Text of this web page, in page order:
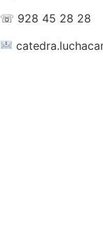
☏ 928 45 28 28